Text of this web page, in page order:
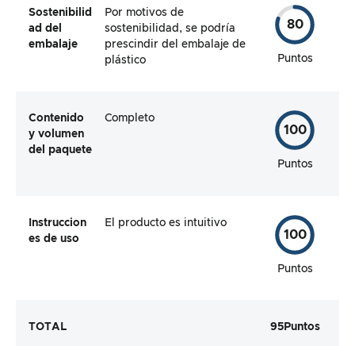
Sostenibilid
ad del
embalaje
Por motivos de
sostenibilidad, se podría
prescindir del embalaje de
plástico
80
Puntos
Contenido
y volumen
del paquete
Completo
100
Puntos
Instruccion
es de uso
El producto es intuitivo
100
Puntos
TOTAL 95Puntos